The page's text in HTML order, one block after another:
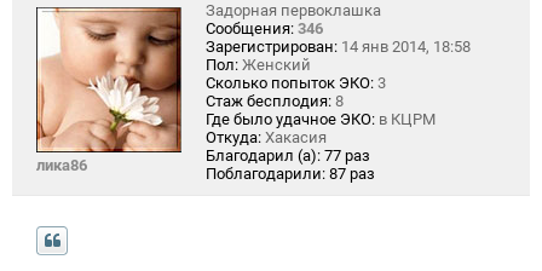
лика86
Задорная первоклашка
Сообщения: 346
Зарегистрирован: 14 янв 2014, 18:58
Пол: Женский
Сколько попыток ЭКО: 3
Стаж бесплодия: 8
Где было удачное ЭКО: в КЦРМ
Откуда: Хакасия
Благодарил (а): 77 раз
Поблагодарили: 87 раз